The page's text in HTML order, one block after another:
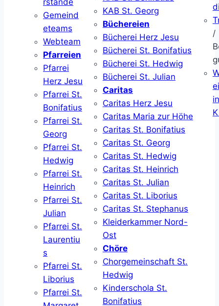
rstände
Gemeind
eteams
Webteam
Pfarreien
Pfarrei
Herz Jesu
Pfarrei St.
Bonifatius
Pfarrei St.
Georg
Pfarrei St.
Hedwig
Pfarrei St.
Heinrich
Pfarrei St.
Julian
Pfarrei St.
Laurentiu
s
Pfarrei St.
Liborius
Pfarrei St.
KAB St. Georg
Büchereien
Bücherei Herz Jesu
Bücherei St. Bonifatius
Bücherei St. Hedwig
Bücherei St. Julian
Caritas
Caritas Herz Jesu
Caritas Maria zur Höhe
Caritas St. Bonifatius
Caritas St. Georg
Caritas St. Hedwig
Caritas St. Heinrich
Caritas St. Julian
Caritas St. Liborius
Caritas St. Stephanus
Kleiderkammer Nord-
Ost
Chöre
Chorgemeinschaft St.
Hedwig
Kinderschola St.
Bonifatius
/